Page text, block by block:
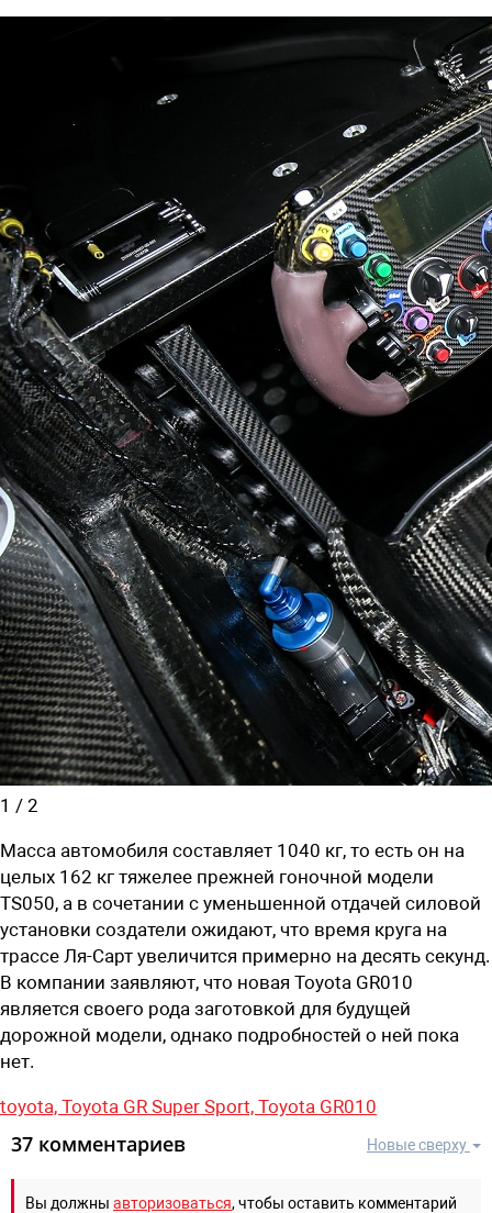
1 / 2
Масса автомобиля составляет 1040 кг, то есть он на
целых 162 кг тяжелее прежней гоночной модели
TS050, а в сочетании с уменьшенной отдачей силовой
установки создатели ожидают, что время круга на
трассе Ля-Сарт увеличится примерно на десять секунд.
В компании заявляют, что новая Toyota GR010
является своего рода заготовкой для будущей
дорожной модели, однако подробностей о ней пока
нет.
toyota, Toyota GR Super Sport, Toyota GR010
Новые сверху
37 комментариев
Вы должны авторизоваться, чтобы оставить комментарий